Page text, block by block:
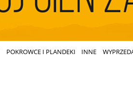
POKROWCE I PLANDEKI INNE